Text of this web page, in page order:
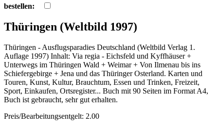
bestellen:
Thüringen (Weltbild 1997)
Thüringen - Ausflugsparadies Deutschland (Weltbild Verlag 1.
Auflage 1997) Inhalt: Via regia - Eichsfeld und Kyffhäuser +
Unterwegs im Thüringen Wald + Weimar + Von Ilmenau bis ins
Schiefergebirge + Jena und das Thüringer Osterland. Karten und
Touren, Kunst, Kultur, Brauchtum, Essen und Trinken, Freizeit,
Sport, Einkaufen, Ortsregister... Buch mit 90 Seiten im Format A4,
Buch ist gebraucht, sehr gut erhalten.
Preis/Bearbeitungsentgelt: 2.00